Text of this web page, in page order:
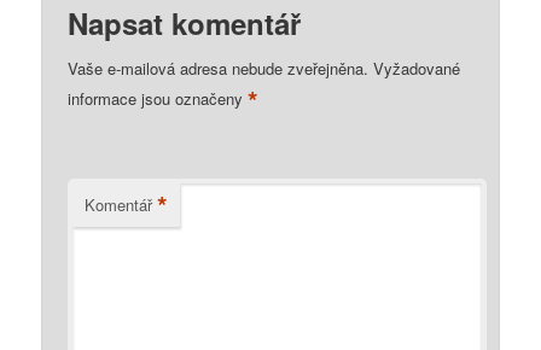
Napsat komentář
Vaše e-mailová adresa nebude zveřejněna. Vyžadované
informace jsou označeny*
Komentář *